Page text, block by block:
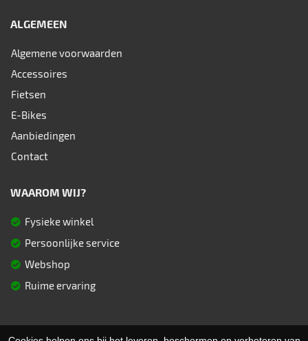
ALGEMEEN
Algemene voorwaarden
Accessoires
Fietsen
E-Bikes
Aanbiedingen
Contact
WAAROM WIJ?
Fysieke winkel
Persoonlijke service
Webshop
Ruime ervaring